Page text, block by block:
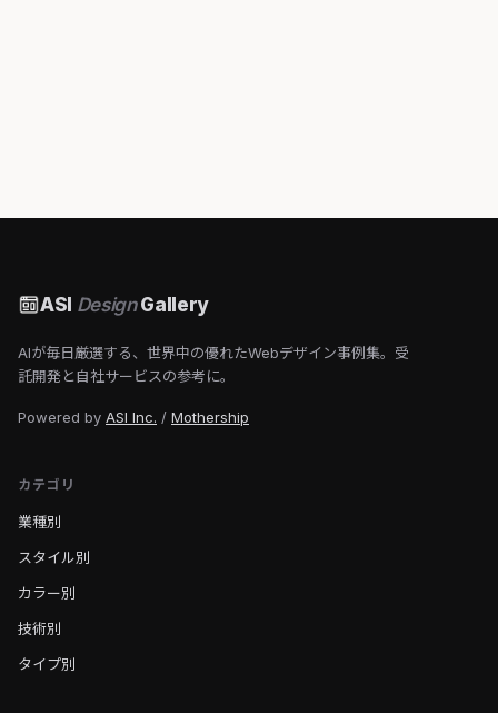
ASI DesignGallery
AIが毎日厳選する、世界中の優れたWebデザイン事例集。受
託開発と自社サービスの参考に。
Powered by ASI Inc. / Mothership
カテゴリ
業種別
スタイル別
カラー別
技術別
タイプ別